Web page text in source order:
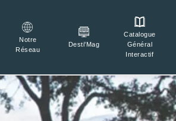
Notre
Réseau
Desti'Mag
Catalogue
Général
Interactif